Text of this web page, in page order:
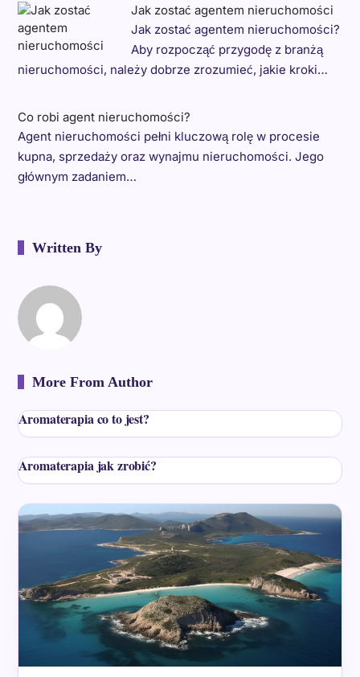
Jak zostać agentem nieruchomości
Jak zostać agentem nieruchomości?
Aby rozpocząć przygodę z branżą
nieruchomości, należy dobrze zrozumieć, jakie kroki…
Co robi agent nieruchomości?
Agent nieruchomości pełni kluczową rolę w procesie
kupna, sprzedaży oraz wynajmu nieruchomości. Jego
głównym zadaniem…
Written By
More From Author
Aromaterapia co to jest?
Aromaterapia jak zrobić?